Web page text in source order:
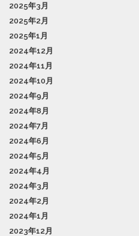
2025年3月
2025年2月
2025年1月
2024年12月
2024年11月
2024年10月
2024年9月
2024年8月
2024年7月
2024年6月
2024年5月
2024年4月
2024年3月
2024年2月
2024年1月
2023年12月